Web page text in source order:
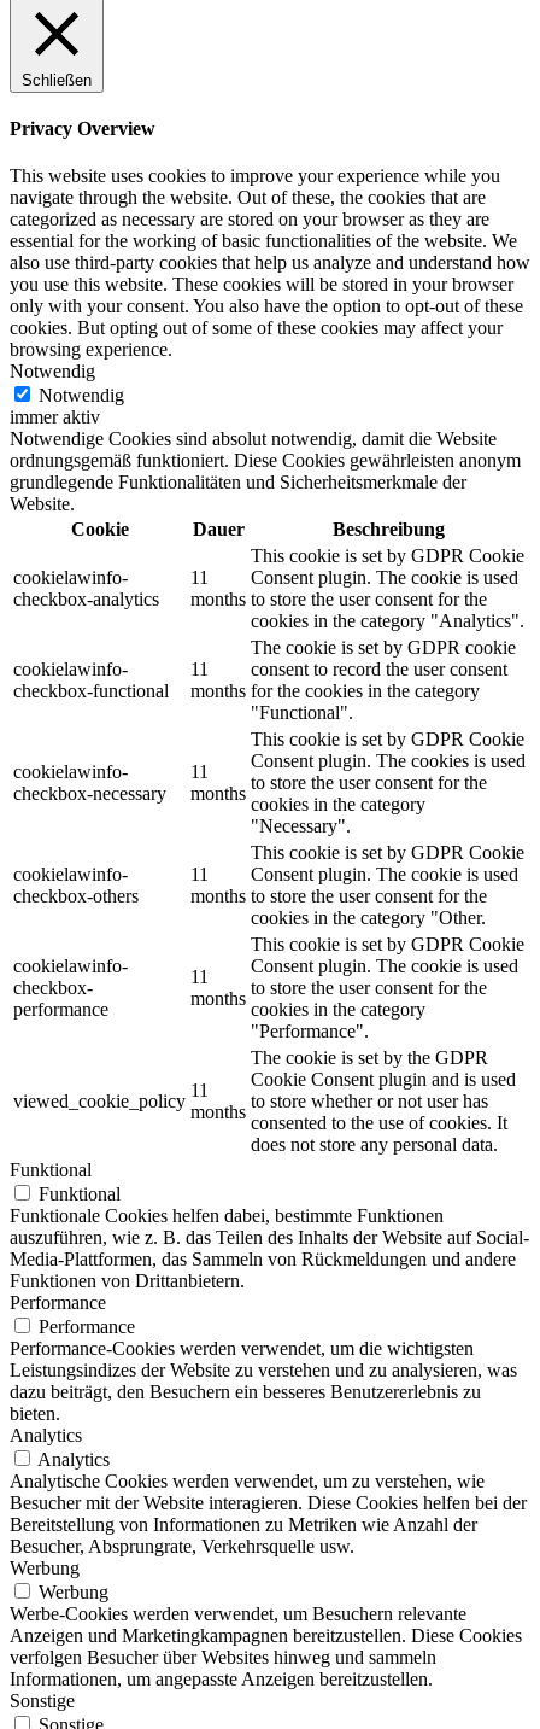
Schließen
Privacy Overview
This website uses cookies to improve your experience while you
navigate through the website. Out of these, the cookies that are
categorized as necessary are stored on your browser as they are
essential for the working of basic functionalities of the website. We
also use third-party cookies that help us analyze and understand how
you use this website. These cookies will be stored in your browser
only with your consent. You also have the option to opt-out of these
cookies. But opting out of some of these cookies may affect your
browsing experience.
Notwendig
Notwendig
immer aktiv
Notwendige Cookies sind absolut notwendig, damit die Website
ordnungsgemäß funktioniert. Diese Cookies gewährleisten anonym
grundlegende Funktionalitäten und Sicherheitsmerkmale der
Website.
Cookie
Dauer Beschreibung
cookielawinfo-
checkbox-analytics
11
months
This cookie is set by GDPR Cookie
Consent plugin. The cookie is used
to store the user consent for the
cookies in the category "Analytics".
cookielawinfo-
checkbox-functional
11
months
The cookie is set by GDPR cookie
consent to record the user consent
for the cookies in the category
"Functional".
cookielawinfo-
checkbox-necessary
11
months
This cookie is set by GDPR Cookie
Consent plugin. The cookies is used
to store the user consent for the
cookies in the category
"Necessary".
cookielawinfo-
checkbox-others
11
months
This cookie is set by GDPR Cookie
Consent plugin. The cookie is used
to store the user consent for the
cookies in the category "Other.
cookielawinfo-
checkbox-
performance
11
months
This cookie is set by GDPR Cookie
Consent plugin. The cookie is used
to store the user consent for the
cookies in the category
"Performance".
viewed_cookie_policy
11
months
The cookie is set by the GDPR
Cookie Consent plugin and is used
to store whether or not user has
consented to the use of cookies. It
does not store any personal data.
Funktional
Funktional
Funktionale Cookies helfen dabei, bestimmte Funktionen
auszuführen, wie z. B. das Teilen des Inhalts der Website auf Social-
Media-Plattformen, das Sammeln von Rückmeldungen und andere
Funktionen von Drittanbietern.
Performance
Performance
Performance-Cookies werden verwendet, um die wichtigsten
Leistungsindizes der Website zu verstehen und zu analysieren, was
dazu beiträgt, den Besuchern ein besseres Benutzererlebnis zu
bieten.
Analytics
Analytics
Analytische Cookies werden verwendet, um zu verstehen, wie
Besucher mit der Website interagieren. Diese Cookies helfen bei der
Bereitstellung von Informationen zu Metriken wie Anzahl der
Besucher, Absprungrate, Verkehrsquelle usw.
Werbung
Werbung
Werbe-Cookies werden verwendet, um Besuchern relevante
Anzeigen und Marketingkampagnen bereitzustellen. Diese Cookies
verfolgen Besucher über Websites hinweg und sammeln
Informationen, um angepasste Anzeigen bereitzustellen.
Sonstige